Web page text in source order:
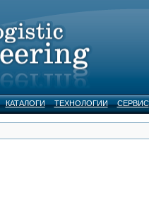
КАТАЛОГИ ТЕХНОЛОГИИ СЕРВИС